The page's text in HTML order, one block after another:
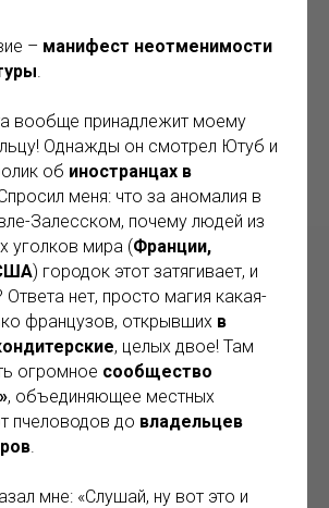
– манифест неотменимости
.
вообще принадлежит моему
Однажды он смотрел Ютуб и
об иностранцах в
меня: что за аномалия в
Залесском, почему людей из
уголков мира (Франции,
) городок этот затягивает, и
Ответа нет, просто магия какая-
французов, открывших в
, целых двое! Там
огромное сообщество
, объединяющее местных
пчеловодов до владельцев
.
мне: «Слушай, ну вот это и